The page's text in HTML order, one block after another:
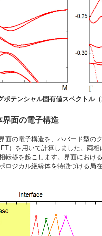
テンシャル固有値スペクトル（
界面の電子構造
面の電子構造を、ハバード型の
）を用いて計算しました。両
転移を起こします。界面におけ
ロジカル絶縁体を特徴づける局